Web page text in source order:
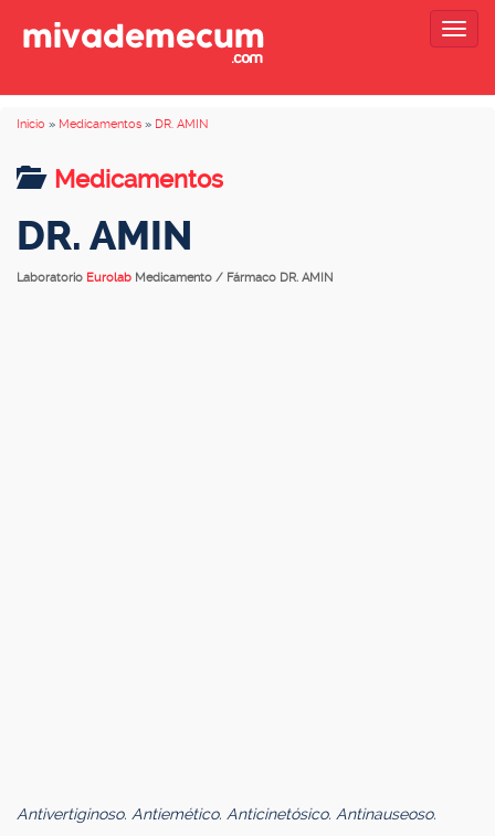
Inicio » Medicamentos » DR. AMIN
Medicamentos
DR. AMIN
Laboratorio Eurolab Medicamento / Fármaco DR. AMIN
Antivertiginoso. Antiemético. Anticinetósico. Antinauseoso.